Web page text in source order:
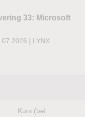
33: Microsoft
| LYNX
Kurs (bei